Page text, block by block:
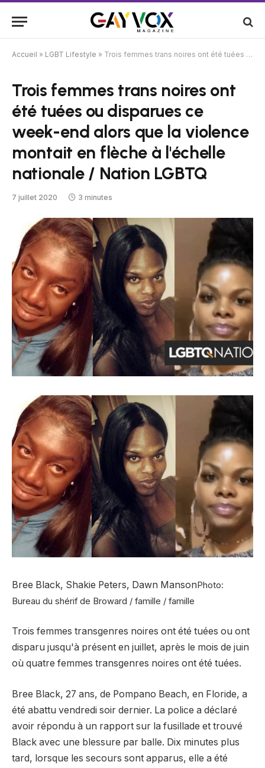
Accueil » LGBT Lifestyle » Trois femmes trans noires ont été tuées ou disparues ce week-end alors que la violence montait en flèche à l'échelle nationale / Nation LGBTQ
Trois femmes trans noires ont
été tuées ou disparues ce
week-end alors que la violence
montait en flèche à l'échelle
nationale / Nation LGBTQ
7 juillet 2020 3 minutes
Bree Black, Shakie Peters, Dawn MansonPhoto:
Bureau du shérif de Broward / famille / famille
Trois femmes transgenres noires ont été tuées ou ont
disparu jusqu'à présent en juillet, après le mois de juin
où quatre femmes transgenres noires ont été tuées.
Bree Black, 27 ans, de Pompano Beach, en Floride, a
été abattu vendredi soir dernier. La police a déclaré
avoir répondu à un rapport sur la fusillade et trouvé
Black avec une blessure par balle. Dix minutes plus
tard, lorsque les secours sont apparus, elle a été